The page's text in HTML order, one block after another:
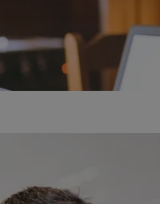
de 20,4 % sur les